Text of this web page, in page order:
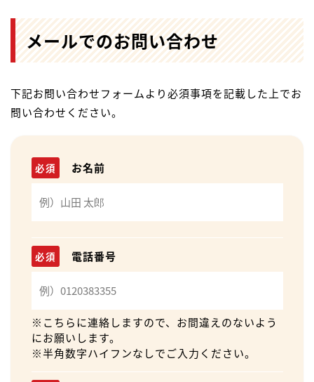
メールでのお問い合わせ
下記お問い合わせフォームより必須事項を記載した上でお
問い合わせください。
必須 お名前
必須 電話番号
※こちらに連絡しますので、お間違えのないよう
にお願いします。
※半角数字ハイフンなしでご入力ください。